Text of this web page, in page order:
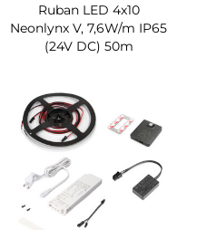
Ruban LED 4x10
Neonlynx V, 7,6W/m IP65
(24V DC) 50m